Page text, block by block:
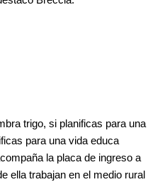
trigo, si planificas para una
para una vida educa
la placa de ingreso a
ella trabajan en el medio rural